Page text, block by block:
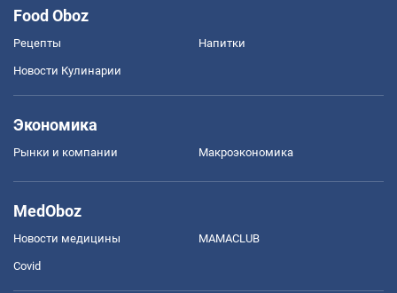
Food Oboz
Рецепты Напитки
Новости Кулинарии
Экономика
Рынки и компании Mакроэкономика
MedOboz
Новости медицины MAMACLUB
Covid